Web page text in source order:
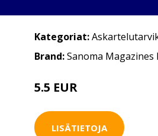
Kategoriat:
Brand:Sanoma Magazines
5.5 EUR
LISÄTIETOJA